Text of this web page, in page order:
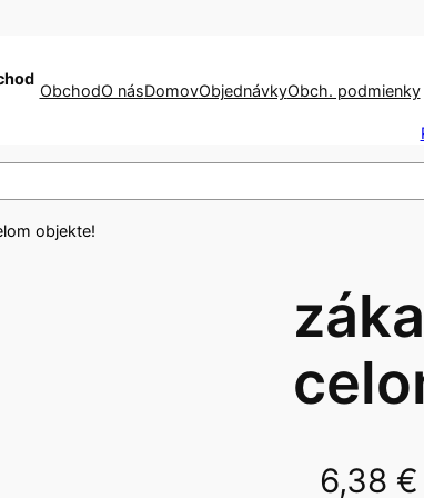
ObchodO násDomovObjednávkyObch. podmienky
objekte!
6,38 €